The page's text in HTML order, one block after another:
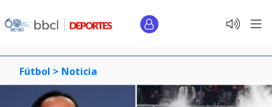
Fútbol > Noticia